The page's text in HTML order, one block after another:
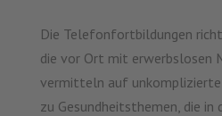
Die Telefonfortbildungen
die vor Ort mit erwerbslosen
vermitteln auf
zu Gesundheitsthemen, die in